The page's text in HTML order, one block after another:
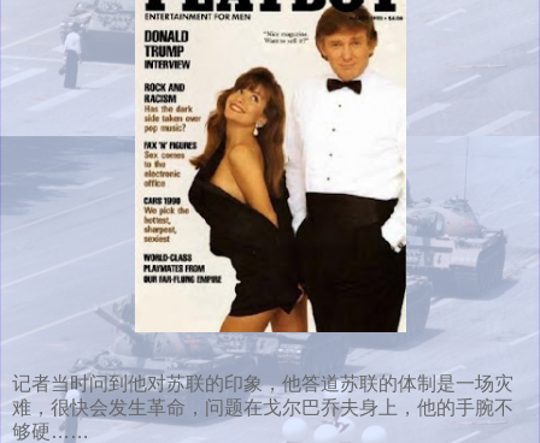
记者当时问到他对苏联的印象，他答道苏联的体制是一场灾
难，很快会发生革命，问题在戈尔巴乔夫身上，他的手腕不
够硬……